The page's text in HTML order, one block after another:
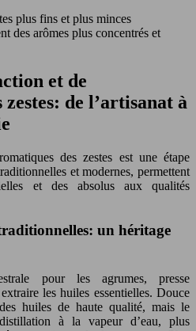
plus fins et plus minces
des arômes plus concentrés et
et de
de l’artisanat à
des zestes est une étape
et modernes, permettent
et des absolus aux qualités
un héritage
pour les agrumes, presse
les huiles essentielles. Douce
huiles de haute qualité, mais le
à la vapeur d’eau, plus